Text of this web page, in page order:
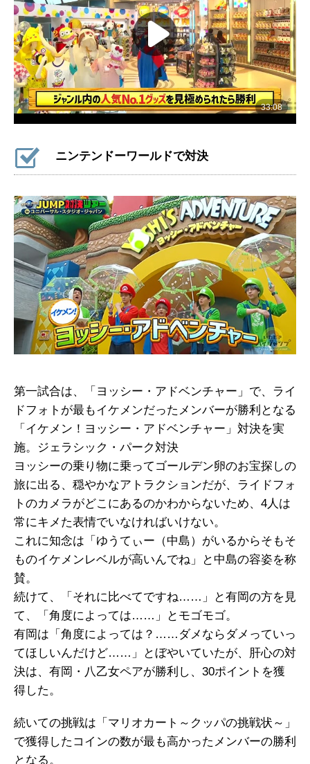
ニンテンドーワールドで対決
第一試合は、「ヨッシー・アドベンチャー」で、ライ
ドフォトが最もイケメンだったメンバーが勝利となる
「イケメン！ヨッシー・アドベンチャー」対決を実
施。ジェラシック・パーク対決
ヨッシーの乗り物に乗ってゴールデン卵のお宝探しの
旅に出る、穏やかなアトラクションだが、ライドフォ
トのカメラがどこにあるのかわからないため、4人は
常にキメた表情でいなければいけない。
これに知念は「ゆうてぃー（中島）がいるからそもそ
ものイケメンレベルが高いんでね」と中島の容姿を称
賛。
続けて、「それに比べてですね……」と有岡の方を見
て、「角度によっては……」とモゴモゴ。
有岡は「角度によっては？……ダメならダメっていっ
てほしいんだけど……」とぼやいていたが、肝心の対
決は、有岡・八乙女ペアが勝利し、30ポイントを獲
得した。
続いての挑戦は「マリオカート～クッパの挑戦状～」
で獲得したコインの数が最も高かったメンバーの勝利
となる。